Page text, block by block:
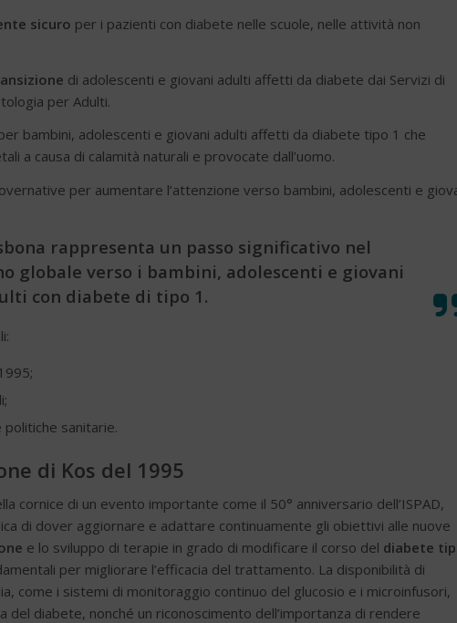
sicuro per i pazienti con diabete nelle scuole, nelle attività non
di adolescenti e giovani adulti affetti da diabete dai Servizi di
per Adulti.
bambini, adolescenti e giovani adulti affetti da diabete tipo 1 che
a causa di calamità naturali e provocate dall’uomo.
per aumentare l’attenzione verso bambini, adolescenti e
rappresenta un passo significativo nel
globale verso i bambini, adolescenti e giovani
con diabete di tipo 1.
politiche sanitarie.
di Kos del 1995
cornice di un evento importante come il 50° anniversario dell’ISPAD,
di dover aggiornare e adattare continuamente gli obiettivi alle nuove
e lo sviluppo di terapie in grado di modificare il corso del diabete
per migliorare l’efficacia del trattamento. La disponibilità di
come i sistemi di monitoraggio continuo del glucosio e i microinfusori,
diabete, nonché un riconoscimento dell’importanza di rendere